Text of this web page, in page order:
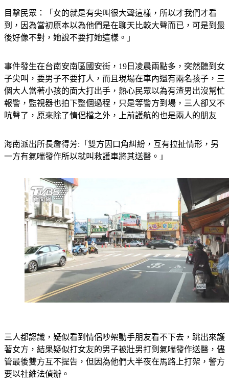
目擊民眾：「女的就是有尖叫很大聲這樣，所以才我們才看
到，因為當初原本以為他們是在聊天比較大聲而已，可是到最
事件發生在台南安南區國安街，19日凌晨兩點多，突然聽到女
子尖叫，要男子不要打人，而且現場在車內還有兩名孩子，三
個大人當著小孩的面大打出手，熱心民眾以為有渣男出沒幫忙
報警，監視器也拍下整個過程，只是等警方到場，三人卻又不
海南派出所長詹得芳:「雙方因口角糾紛，互有拉扯情形，另
三人都認識，疑似看到情侶吵架動手朋友看不下去，跳出來護
著女方，結果疑似打女友的男子被壯男打到氣喘發作送醫，儘
管最後雙方互不提告，但因為他們大半夜在馬路上打架，警方